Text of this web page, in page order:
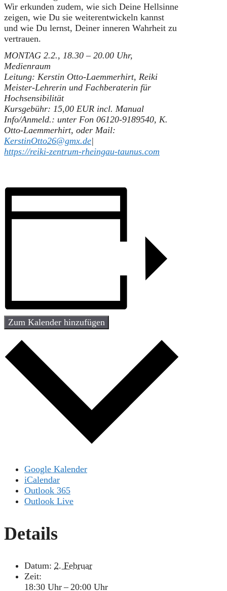
Wir erkunden zudem, wie sich Deine Hellsinne
zeigen, wie Du sie weiterentwickeln kannst
und wie Du lernst, Deiner inneren Wahrheit zu
vertrauen.
MONTAG 2.2., 18.30 – 20.00 Uhr,
Medienraum
Leitung: Kerstin Otto-Laemmerhirt, Reiki
Meister-Lehrerin und Fachberaterin für
Hochsensibilität
Kursgebühr: 15,00 EUR incl. Manual
Info/Anmeld.: unter Fon 06120-9189540, K.
Otto-Laemmerhirt, oder Mail:
KerstinOtto26@gmx.de|
https://reiki-zentrum-rheingau-taunus.com
Zum Kalender hinzufügen
Google Kalender
iCalendar
Outlook 365
Outlook Live
Details
Datum: 2. Februar
Zeit:
18:30 Uhr – 20:00 Uhr